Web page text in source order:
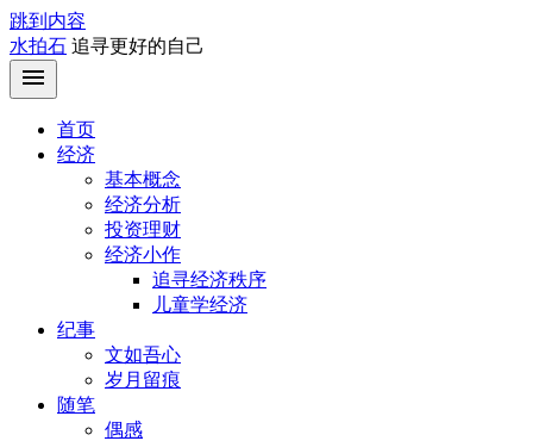
跳到内容
水拍石 追寻更好的自己
首页
经济
基本概念
经济分析
投资理财
经济小作
追寻经济秩序
儿童学经济
纪事
文如吾心
岁月留痕
随笔
偶感